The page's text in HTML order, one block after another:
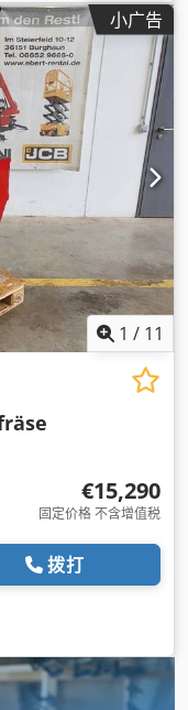
小广告
1 / 11
€15,290
固定价格 不含增值税
拨打